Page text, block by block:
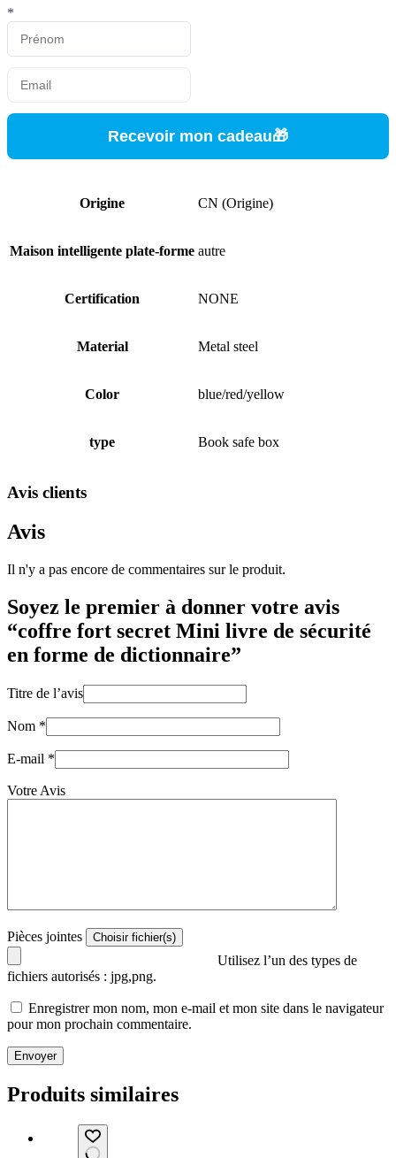
*
Recevoir mon cadeau🎁
Origine CN (Origine)
Maison intelligente plate-forme autre
Certification NONE
Material Metal steel
Color blue/red/yellow
type Book safe box
Avis clients
Avis
Il n'y a pas encore de commentaires sur le produit.
Soyez le premier à donner votre avis
“coffre fort secret Mini livre de sécurité
en forme de dictionnaire”
Titre de l’avis
Nom *
E-mail *
Votre Avis
Pièces jointes
Utilisez l’un des types de
fichiers autorisés : jpg,png.
Enregistrer mon nom, mon e-mail et mon site dans le navigateur
pour mon prochain commentaire.
Envoyer
Produits similaires